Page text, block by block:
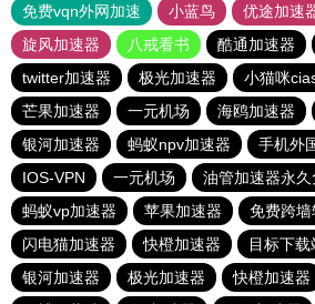
免费vqn外网加速
小蓝鸟 优途加速
旋风加速器
八戒看书 酷通加速器
twitter加速器
极光加速器
小猫咪
芒果加速器
一元机场 海鸥加速器
银河加速器
蚂蚁npv加速器
手机外
IOS-VPN
一元机场
油管加速器永久
蚂蚁vp加速器
苹果加速器 免费跨墙
闪电猫加速器
快橙加速器 目标下载
银河加速器
极光加速器 快橙加速器